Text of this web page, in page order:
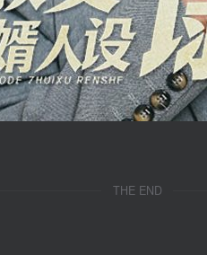
THE END